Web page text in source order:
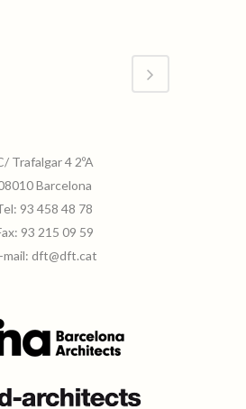
Trafalgar 4 2ºA
Barcelona
93 458 48 78
93 215 09 59
mail: dft@dft.cat